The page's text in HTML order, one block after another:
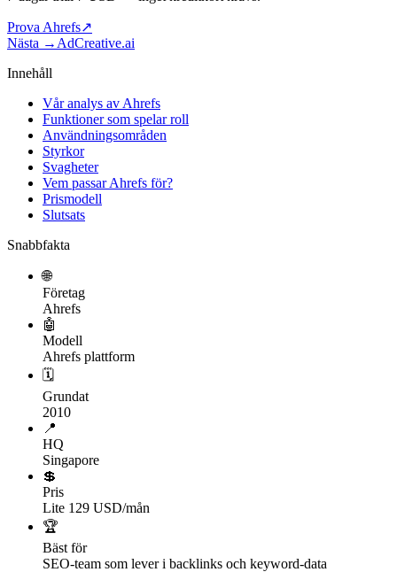
Prova Ahrefs↗
Nästa → AdCreative.ai
Innehåll
Vår analys av Ahrefs
Funktioner som spelar roll
Användningsområden
Styrkor
Svagheter
Vem passar Ahrefs för?
Prismodell
Slutsats
Snabbfakta
🌐
Företag
Ahrefs
🤖
Modell
Ahrefs plattform
🗓
Grundat
2010
📍
HQ
Singapore
💲
Pris
Lite 129 USD/mån
🏆
Bäst för
SEO-team som lever i backlinks och keyword-data